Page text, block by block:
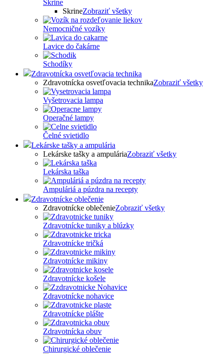
Skrine
SkrineZobraziť všetky
Nemocničné vozíky
Lavice do čakárne
Schodíky
Zdravotnícka osvetľovacia technika
Zdravotnícka osvetľovacia technikaZobraziť všetky
Vyšetrovacia lampa
Operačné lampy
Čelné svietidlo
Lekárske tašky a ampulária
Lekárske tašky a ampuláriaZobraziť všetky
Lekárska taška
Ampuláriá a púzdra na recepty
Zdravotnícke oblečenie
Zdravotnícke oblečenieZobraziť všetky
Zdravotnícke tuniky a blúzky
Zdravotnícke tričká
Zdravotnícke mikiny
Zdravotnícke košele
Zdravotnícke nohavice
Zdravotnícke plášte
Zdravotnícka obuv
Chirurgické oblečenie